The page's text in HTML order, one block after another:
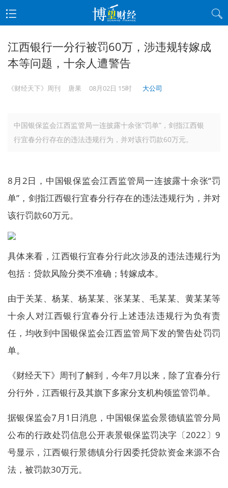
江西银行一分行被罚60万，涉违规转嫁成
本等问题，十余人遭警告
《财经天下》周刊 唐果 08月02日 15时 大公司
中国银保监会江西监管局一连披露十余张“罚单”，剑指江西银
行宜春分行存在的违法违规行为，并对该行罚款60万元。
8月2日，中国银保监会江西监管局一连披露十余张“罚
单”，剑指江西银行宜春分行存在的违法违规行为，并对
该行罚款60万元。
具体来看，江西银行宜春分行此次涉及的违法违规行为
包括：贷款风险分类不准确；转嫁成本。
由于关某、杨某、杨某某、张某某、毛某某、黄某某等
十余人对江西银行宜春分行上述违法违规行为负有责
任，均收到中国银保监会江西监管局下发的警告处罚罚
单。
《财经天下》周刊了解到，今年7月以来，除了宜春分行
分行外，江西银行及其旗下多家分支机构领监管罚单。
据银保监会7月1日消息，中国银保监会景德镇监管分局
公布的行政处罚信息公开表景银保监罚决字〔2022〕9
号显示，江西银行景德镇分行因委托贷款资金来源不合
法，被罚款30万元。